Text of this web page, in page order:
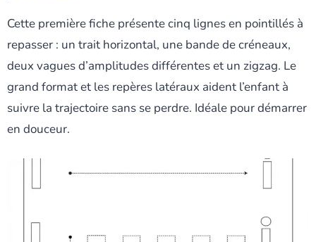
Cette première fiche présente cinq lignes en pointillés à
repasser : un trait horizontal, une bande de créneaux,
deux vagues d’amplitudes différentes et un zigzag. Le
grand format et les repères latéraux aident l’enfant à
suivre la trajectoire sans se perdre. Idéale pour démarrer
en douceur.